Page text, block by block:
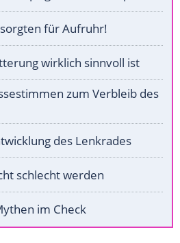
für Aufruhr!
wirklich sinnvoll ist
zum Verbleib des
des Lenkrades
schlecht werden
im Check